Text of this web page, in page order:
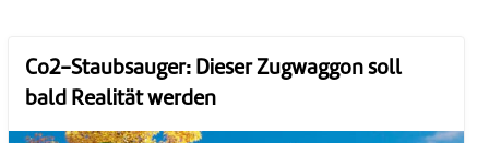
Co2-Staubsauger: Dieser Zugwaggon soll
bald Realität werden